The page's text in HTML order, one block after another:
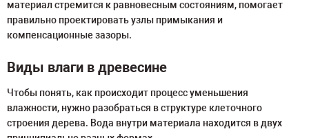
материал стремится к равновесным состояниям, помогает
правильно проектировать узлы примыкания и
компенсационные зазоры.
Виды влаги в древесине
Чтобы понять, как происходит процесс уменьшения
влажности, нужно разобраться в структуре клеточного
строения дерева. Вода внутри материала находится в двух